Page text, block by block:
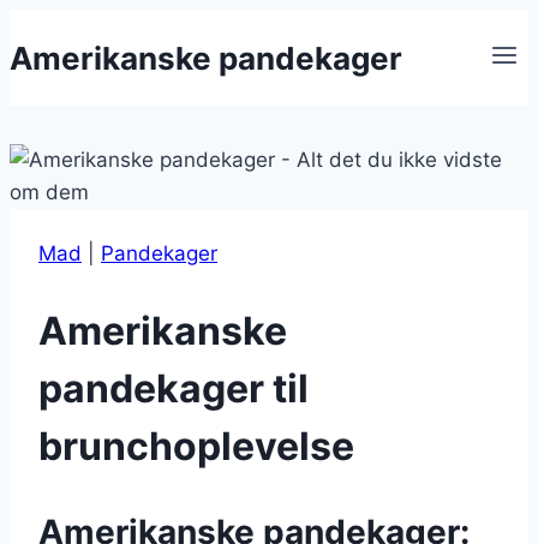
til
Amerikanske pandekager
Mad Pandekager
Amerikanske
pandekager til
brunchoplevelse
Amerikanske pandekager: